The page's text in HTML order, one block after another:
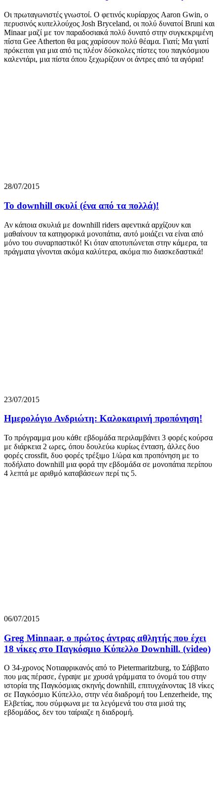
Οι πρωταγωνιστές γνωστοί. Ο φετινός κυρίαρχος Aaron Gwin, ο
περυσινός κυπελλούχος Josh Bryceland, οι πολύ δυνατοί Bruni και
Minaar μαζί με τον παραδοσιακά πολύ δυνατό στην συγκεκριμένη
πίστα Gee Atherton θα μας χαρίσουν πολύ θέαμα. Γιατί; Μα γιατί
πρόκειται για μια από τις πλέον δύσκολες πίστες του παγκόσμιου
καλεντάρι, μια πίστα όπου ξεχωρίζουν οι άντρες από τα αγόρια!
28/07/2015
Το downhill σκυλί (ένα από τα πολλά)!
Αν κάποια σκυλιά με downhill riders αφεντικά αρχίζουν και
μαθαίνουν τα κατηφορικά μονοπάτια, αυτό μοιάζει να είναι από
μόνο του συναρπαστικό! Κι όταν αποτυπώνεται στην κάμερα, τα
πράγματα γίνονται ακόμα καλύτερα, ακόμα πιο διασκεδαστικά!
23/07/2015
Ημερολόγιο Ανδριώτη: Καλοκαιρινή προπόνηση!
Το πρόγραμμα μου κάθε εβδομάδα περιλαμβάνει 3 φορές κούρσα
με διάρκεια 2 ωρες, όπου δουλεύω κυρίως ένταση, άλλες δυο
φορές crossfit, δυο φορές τρέξιμο 1/ώρα και προπόνηση με το
ποδήλατο downhill μια φορά την εβδομάδα σε μονοπάτια περίπου
4 λεπτά με αριθμό καταβάσεων περί τις 5.
06/07/2015
Greg Minnaar, ο πρώτος άντρας αθλητής που έχει
18 νίκες στο Παγκόσμιο Κύπελλο Downhill. (video)
Ο 34-χρονος Νοτιαφρικανός από το Pietermaritzburg, το Σάββατο
που μας πέρασε, έγραψε με χρυσά γράμματα το όνομά του στην
ιστορία της Παγκόσμιας σκηνής downhill, επιτυγχάνοντας 18 νίκες
σε Παγκόσμιο Κύπελλο, στην νέα διαδρομή του Lenzerheide, της
Ελβετίας, που σύμφωνα με τα λεγόμενά του στα μισά της
εβδομάδος, δεν του ταίριαζε η διαδρομή.